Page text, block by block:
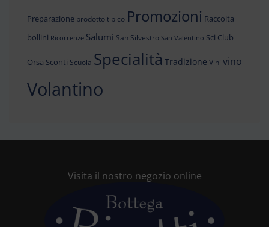
Preparazione prodotto tipico Promozioni Raccolta
bollini Ricorrenze Salumi San Silvestro San Valentino Sci Club
Orsa Sconti Scuola Specialità Tradizione Vini vino
Volantino
Visita il nostro negozio online